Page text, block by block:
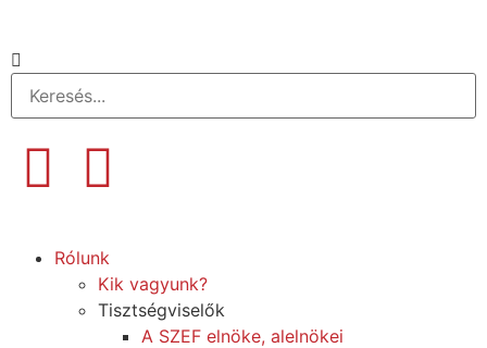
Rólunk
Kik vagyunk?
Tisztségviselők
A SZEF elnöke, alelnökei